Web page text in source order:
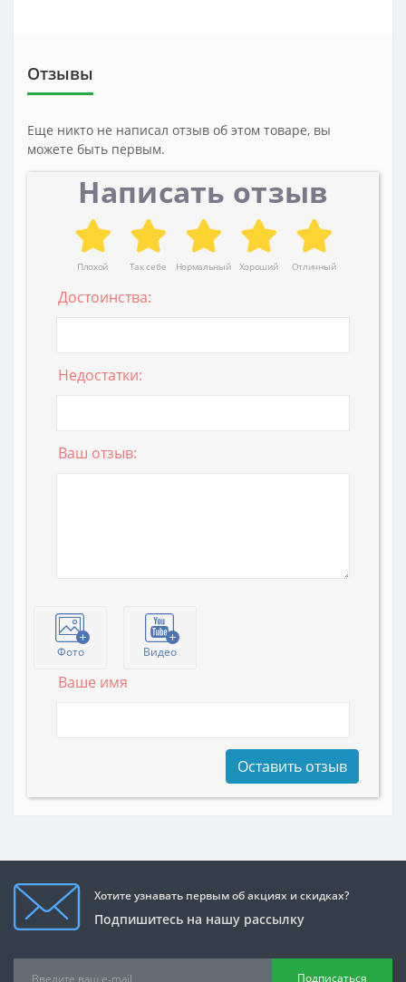
Отзывы
Еще никто не написал отзыв об этом товаре, вы
можете быть первым.
Написать отзыв
Плохой Так себе Нормальный Хороший Отличный
Достоинства:
Недостатки:
Ваш отзыв:
Фото Видео
Ваше имя
Оставить отзыв
Хотите узнавать первым об акциях и скидках?
Подпишитесь на нашу рассылку
Подписаться